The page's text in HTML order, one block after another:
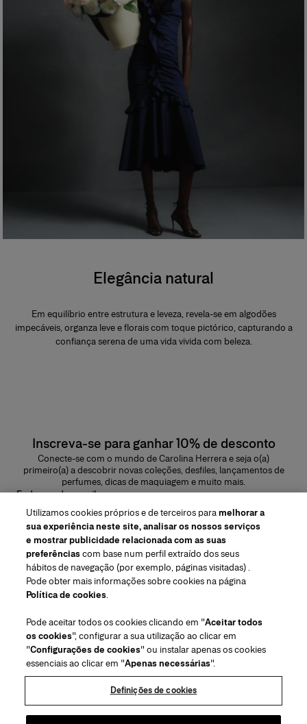
Elegância natural
Em equilíbrio entre estrutura e leveza, revela-se em algodões
impecáveis, organza leve e florais com toque pictórico, capturando a
confiança serena de uma vida vivida com beleza.
Inscreva-se para ganhar 10% de desconto
Conecte-se com o mundo de Carolina Herrera e seja o(a)
primeiro(a) a descobrir novas coleções, desfiles, lançamentos de
perfumes, dicas de maquiagem e muito mais.
Endereço de e-mail
Região/Idioma
Atendimiento ao cliente
Encontrar uma loja
Fale conosco
Envios e devoluções de Beleza
Envios e Devoluções de Moda
Acompanhe seu pedido
Serviço para embalagem para presente
Centro de preferências
Sobre nós
House of Herrera
Carolina Herrera for Women in the Arts
Puig
(abre em uma nova guia)
chcarolinaherrera.com
Termos e Condições
Beauty Termos e Condições de Venda
Utilizamos cookies próprios e de terceiros paramelhorar a
sua experiência neste site, analisar os nossos serviços
e mostrar publicidade relacionada com as suas
preferênciascom base num perfil extraído dos seus
hábitos de navegação (por exemplo, páginas visitadas) .
Pode obter mais informações sobre cookies na página
Política de cookies.
Pode aceitar todos os cookies clicando em "Aceitar todos
os cookies", configurar a sua utilização ao clicar em
"Configurações de cookies" ou instalar apenas os cookies
essenciais ao clicar em "Apenas necessárias".
Definições de cookies